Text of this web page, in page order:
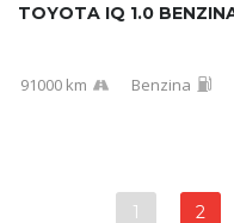
91000 km Benzina
1 2